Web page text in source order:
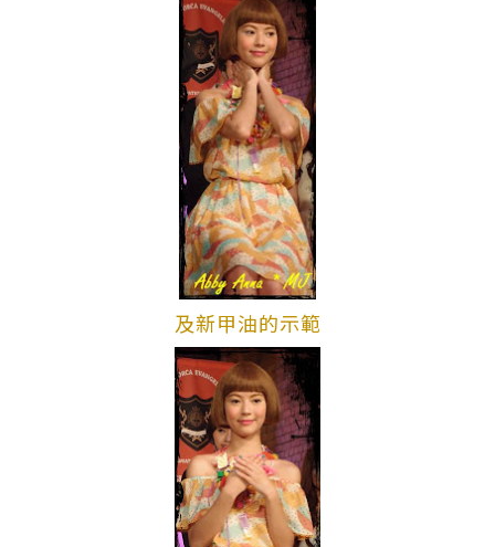
及新甲油的示範